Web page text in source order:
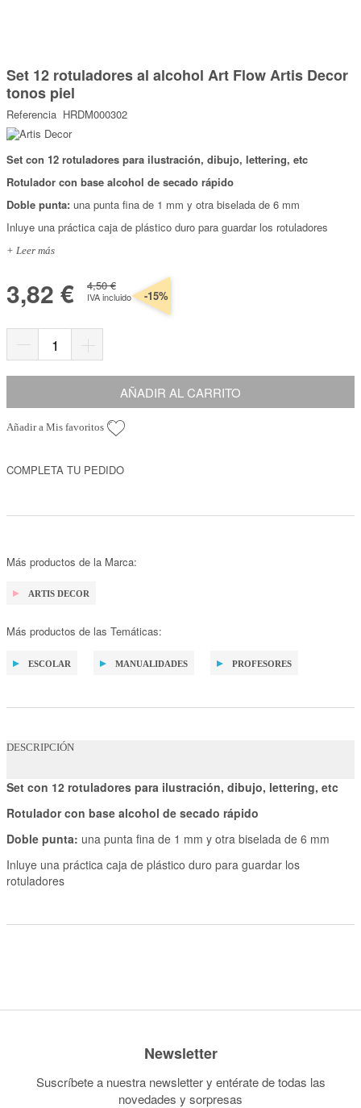
Top Ventas
Temática
Iniciar sesión/Regístrate
Somos Kimidori
comienzo
de
la
galería
imágenes
Set 12 rotuladores al alcohol Art Flow Artis Decor
tonos piel
Referencia HRDM000302
Set con 12 rotuladores para ilustración, dibujo, lettering, etc
Rotulador con base alcohol de secado rápido
Doble punta: una punta fina de 1 mm y otra biselada de 6 mm
Inluye una práctica caja de plástico duro para guardar los rotuladores
+ Leer más
3,82 € 4,50 €
IVA incluido -15%
AÑADIR AL CARRITO
Añadir a Mis favoritos
COMPLETA TU PEDIDO
Más productos de la Marca:
ARTIS DECOR
Más productos de las Temáticas:
ESCOLAR MANUALIDADES PROFESORES
DESCRIPCIÓN
Set con 12 rotuladores para ilustración, dibujo, lettering, etc
Rotulador con base alcohol de secado rápido
Doble punta: una punta fina de 1 mm y otra biselada de 6 mm
Inluye una práctica caja de plástico duro para guardar los
rotuladores
Newsletter
Suscríbete a nuestra newsletter y entérate de todas las
novedades y sorpresas